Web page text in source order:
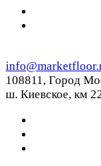
108811, Город
ш. Киевское, км